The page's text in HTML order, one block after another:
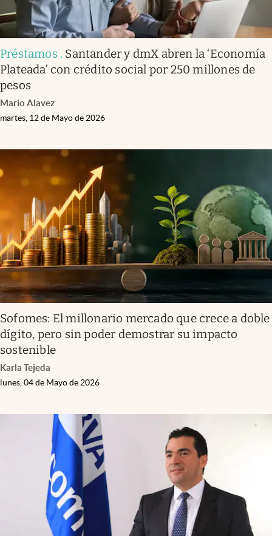
Préstamos . Santander y dmX abren la ‘Economía
Plateada’ con crédito social por 250 millones de
pesos
Mario Alavez
martes, 12 de Mayo de 2026
Sofomes: El millonario mercado que crece a doble
dígito, pero sin poder demostrar su impacto
sostenible
Karla Tejeda
lunes, 04 de Mayo de 2026